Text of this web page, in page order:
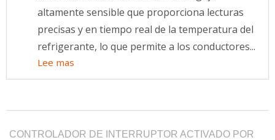
altamente sensible que proporciona lecturas
precisas y en tiempo real de la temperatura del
refrigerante, lo que permite a los conductores...
Lee mas
CONTROLADOR DE INTERRUPTOR ACTIVADO POR